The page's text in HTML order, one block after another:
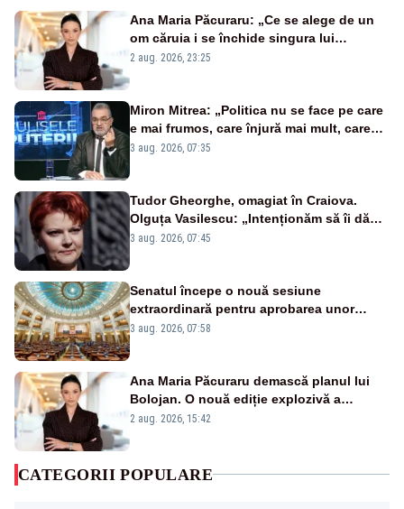
Ana Maria Păcuraru: „Ce se alege de un
om căruia i se închide singura lui
portiță?”
2 aug. 2026, 23:25
Miron Mitrea: „Politica nu se face pe care
e mai frumos, care înjură mai mult, care
țipă mai tare, ci pe proiecte”
3 aug. 2026, 07:35
Tudor Gheorghe, omagiat în Craiova.
Olguța Vasilescu: „Intenționăm să îi dăm
numele lui”
3 aug. 2026, 07:45
Senatul începe o nouă sesiune
extraordinară pentru aprobarea unor
jaloane din PNRR
3 aug. 2026, 07:58
Ana Maria Păcuraru demască planul lui
Bolojan. O nouă ediție explozivă a
emisiunii „Miza Zilei” la Realitatea PLUS
2 aug. 2026, 15:42
CATEGORII POPULARE